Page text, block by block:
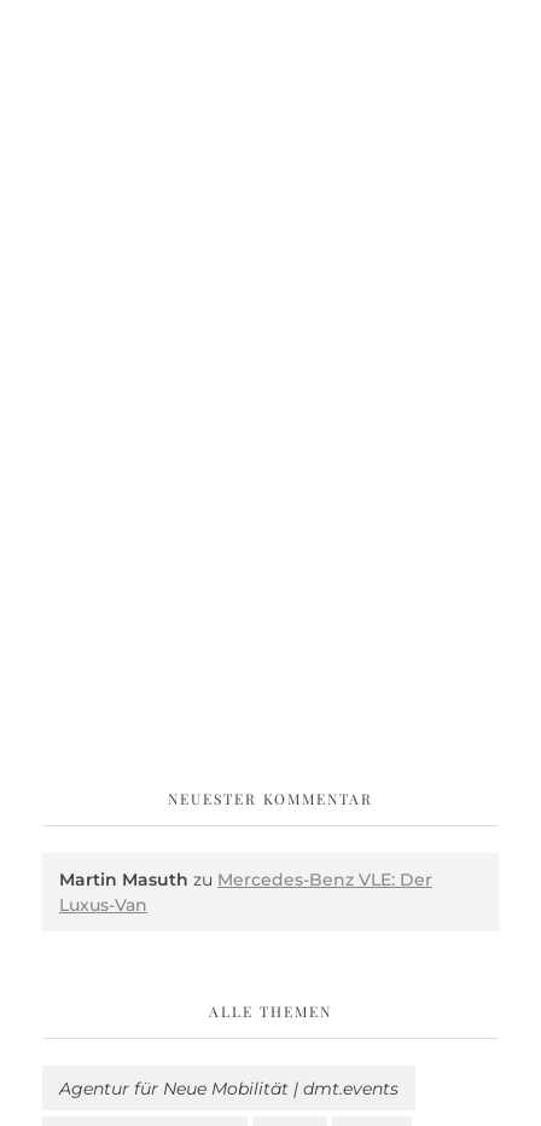
NEUESTER KOMMENTAR
Martin Masuth zu Mercedes-Benz VLE: Der
Luxus-Van
ALLE THEMEN
Agentur für Neue Mobilität | dmt.events